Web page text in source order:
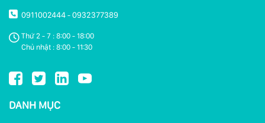
0911002444 - 0932377389
Thứ 2 - 7 : 8:00 - 18:00
Chủ nhật : 8:00 - 11:30
DANH MỤC